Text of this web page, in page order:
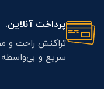
پرداخت آنلاین.
تراکنش راحت و
سریع و